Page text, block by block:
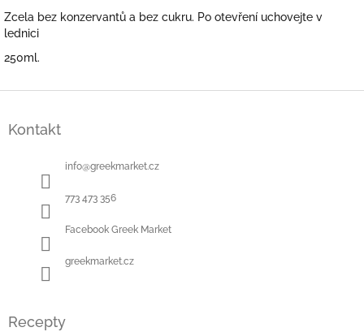
Zcela bez konzervantů a bez cukru. Po otevření uchovejte v
lednici
250ml.
Kontakt
info@greekmarket.cz
773 473 356
Facebook Greek Market
greekmarket.cz
Recepty